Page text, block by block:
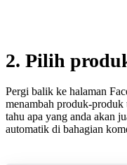
2. Pilih
Pergi balik ke halaman
menambah produk-
tahu apa yang anda akan
automatik di bahagian